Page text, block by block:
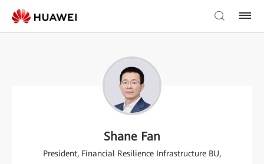
Shane Fan
President, Financial Resilience Infrastructure BU,